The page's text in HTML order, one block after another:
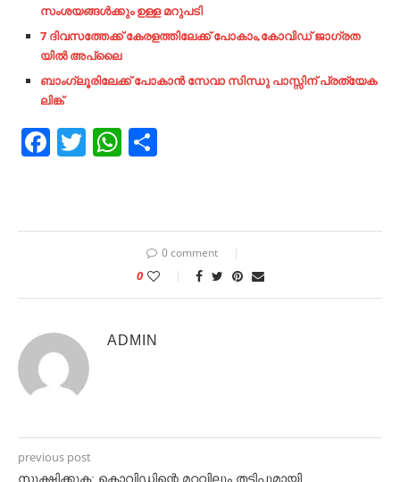
സംശയങ്ങൾക്കും ഉള്ള മറുപടി
7 ദിവസത്തേക്ക് കേരളത്തിലേക്ക് പോകാം,കോവിഡ് ജാഗ്രത
യിൽ അപ്ലൈ
ബാംഗ്ലൂരിലേക്ക് പോകാൻ സേവാ സിന്ധു പാസ്സിന് പ്രത്യേക
ലിങ്ക്
Facebook
TwitterWhatsApp
0 comment
0
ADMIN
previous post
സൂക്ഷിക്കുക: കൊവിഡിന്റെ മറവിലും തട്ടിപ്പുമായി